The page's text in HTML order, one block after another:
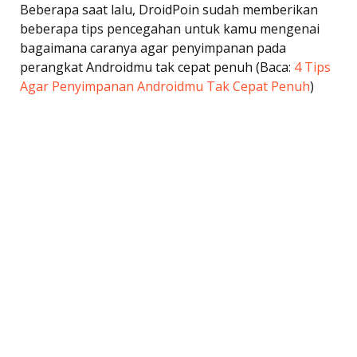
Beberapa saat lalu, DroidPoin sudah memberikan
beberapa tips pencegahan untuk kamu mengenai
bagaimana caranya agar penyimpanan pada
perangkat Androidmu tak cepat penuh (Baca: 4 Tips
Agar Penyimpanan Androidmu Tak Cepat Penuh)